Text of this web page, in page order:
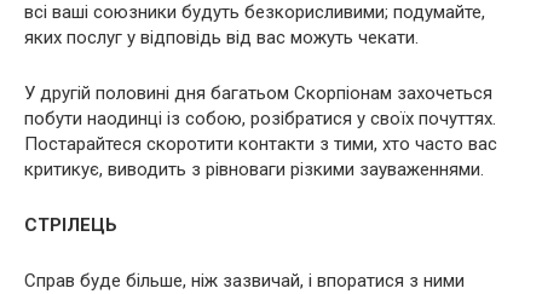
всі ваші союзники будуть безкорисливими; подумайте,
яких послуг у відповідь від вас можуть чекати.
У другій половині дня багатьом Скорпіонам захочеться
побути наодинці із собою, розібратися у своїх почуттях.
Постарайтеся скоротити контакти з тими, хто часто вас
критикує, виводить з рівноваги різкими зауваженнями.
СТРІЛЕЦЬ
Справ буде більше, ніж зазвичай, і впоратися з ними